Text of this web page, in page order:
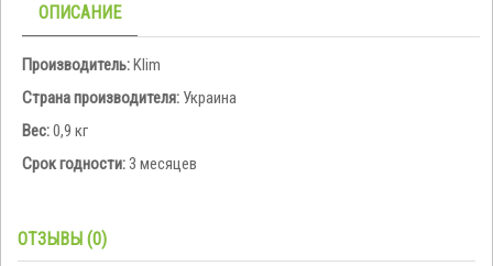
ОПИСАНИЕ
Производитель:Klim
Страна производителя: Украина
Вес:0,9 кг
Срок годности:3 месяцев
ОТЗЫВЫ (0)